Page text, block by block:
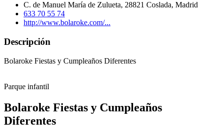
C. de Manuel María de Zulueta, 28821 Coslada, Madrid
633 70 55 74
http://www.bolaroke.com/...
Descripción
Bolaroke Fiestas y Cumpleaños Diferentes
Parque infantil
Bolaroke Fiestas y Cumpleaños
Diferentes